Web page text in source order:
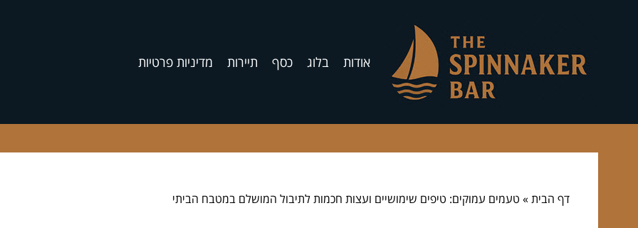
אודות בלוג כסף תיירות מדיניות פרטיות
דף הבית» טעמים עמוקים: טיפים שימושיים ועצות חכמות לתיבול המושלם במטבח הביתי